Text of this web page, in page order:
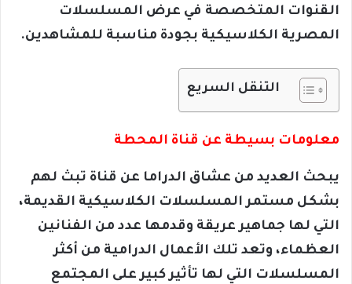
القنوات المتخصصة في عرض المسلسلات
المصرية الكلاسيكية بجودة مناسبة للمشاهدين.
التنقل السريع
معلومات بسيطة عن قناة المحطة
يبحث العديد من عشاق الدراما عن قناة تبث لهم
بشكل مستمر المسلسلات الكلاسيكية القديمة،
التي لها جماهير عريقة وقدمها عدد من الفنانين
العظماء، وتعد تلك الأعمال الدرامية من أكثر
المسلسلات التي لها تأثير كبير على المجتمع